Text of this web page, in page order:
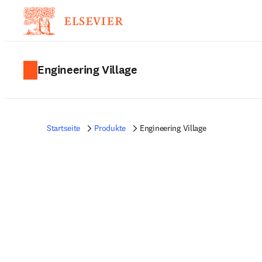
Engineering Village
Startseite Produkte Engineering Village